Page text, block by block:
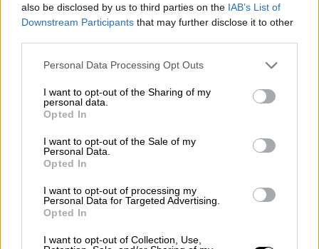
also be disclosed by us to third parties on the IAB’s List of
Downstream Participants that may further disclose it to other
Please note that this website/app uses one or more Google
not limited to your visit or usage behaviour. You may click to
grant or deny consent to Google and its third-party tags to
use your data for below specified purposes in below Google
consent section.
Personal Data Processing Opt Outs
I want to opt-out of the Sharing of my
personal data.
Opted In
I want to opt-out of the Sale of my
Personal Data.
Opted In
I want to opt-out of processing my
Personal Data for Targeted Advertising.
Opted In
I want to opt-out of Collection, Use,
του πρόσφεραν άδεια παραμονής εκείνος
αρνήθηκε και να υπογράψει, καθώς τα
έγγραφα τον ανέφεραν με το βαπτιστικό του
όνομα και όχι με εκείνο που είχε επιλέξει να
συστήνεται τα τελευταία χρόνια.